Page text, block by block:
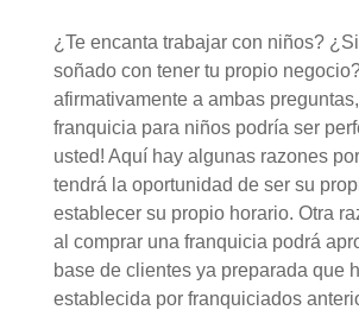
¿Te encanta trabajar con niños?
soñado con tener tu propio
afirmativamente a ambas
franquicia para niños podría ser
usted! Aquí hay algunas razones
tendrá la oportunidad de ser su
establecer su propio horario. Otra
al comprar una franquicia podrá
base de clientes ya preparada que
establecida por franquiciados